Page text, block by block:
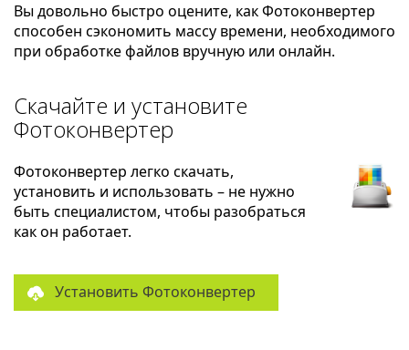
Вы довольно быстро оцените, как Фотоконвертер
способен сэкономить массу времени, необходимого
при обработке файлов вручную или онлайн.
Скачайте и установите
Фотоконвертер
Фотоконвертер легко скачать,
установить и использовать – не нужно
быть специалистом, чтобы разобраться
как он работает.
Установить Фотоконвертер